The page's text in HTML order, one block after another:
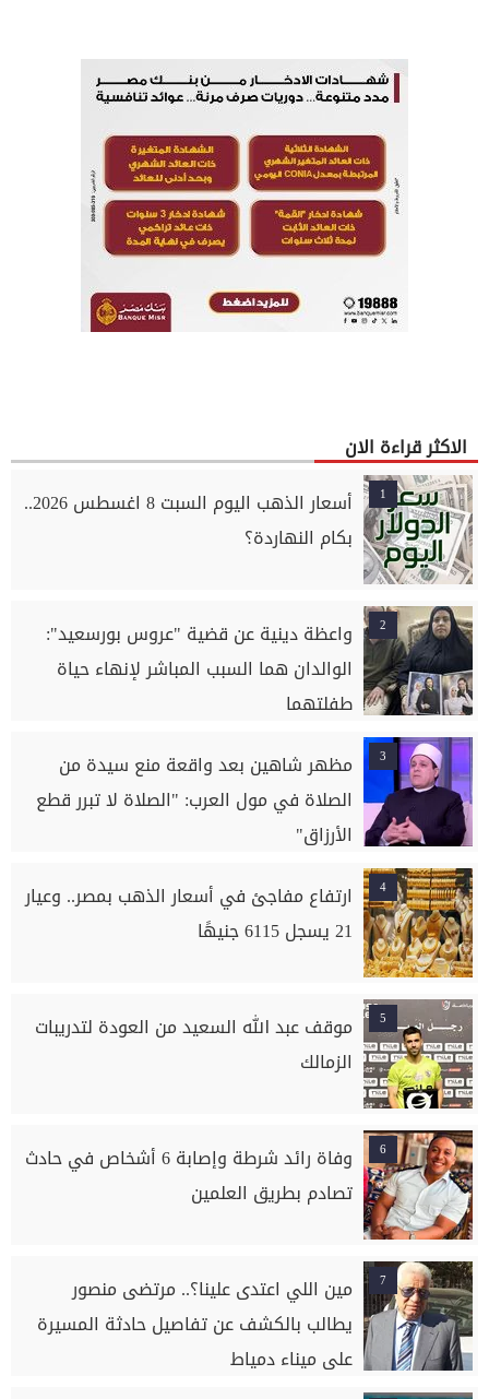
الاكثر قراءة الان
1
أسعار الذهب اليوم السبت 8 اغسطس 2026..
بكام النهاردة؟
2
واعظة دينية عن قضية "عروس بورسعيد":
الوالدان هما السبب المباشر لإنهاء حياة
طفلتهما
3
مظهر شاهين بعد واقعة منع سيدة من
الصلاة في مول العرب: "الصلاة لا تبرر قطع
الأرزاق"
4
ارتفاع مفاجئ في أسعار الذهب بمصر.. وعيار
21 يسجل 6115 جنيهًا
5
موقف عبد الله السعيد من العودة لتدريبات
الزمالك
6
وفاة رائد شرطة وإصابة 6 أشخاص في حادث
تصادم بطريق العلمين
7
مين اللي اعتدى علينا؟.. مرتضى منصور
يطالب بالكشف عن تفاصيل حادثة المسيرة
على ميناء دمياط